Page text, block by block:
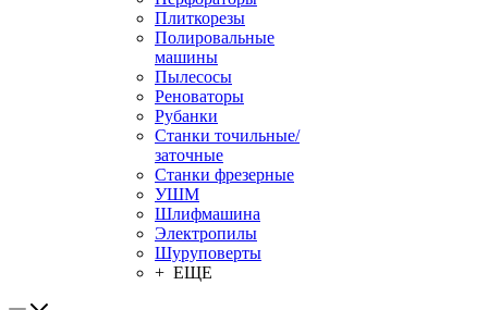
Плиткорезы
Полировальные
машины
Пылесосы
Реноваторы
Рубанки
Станки точильные/
заточные
Станки фрезерные
УШМ
Шлифмашина
Электропилы
Шуруповерты
+ ЕЩЕ